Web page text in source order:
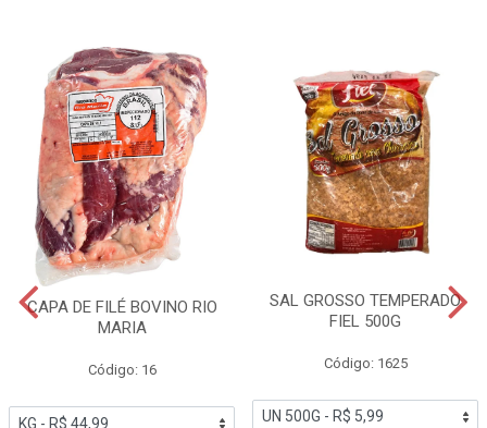
CAPA DE FILÉ BOVINO RIO
MARIA
Código: 16
SAL GROSSO TEMPERADO
FIEL 500G
Código: 1625